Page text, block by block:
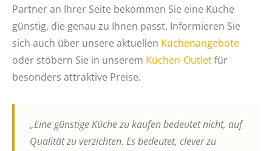
Partner an Ihrer Seite bekommen Sie eine Küche
günstig, die genau zu Ihnen passt. Informieren Sie
sich auch über unsere aktuellen Küchenangebote
oder stöbern Sie in unserem Küchen-Outletfür
besonders attraktive Preise.
„Eine günstige Küche zu kaufen bedeutet nicht, auf
Qualität zu verzichten. Es bedeutet, clever zu